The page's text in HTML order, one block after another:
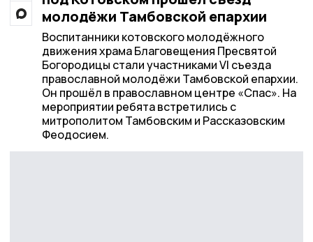
молодёжи Тамбовской епархии
Воспитанники котовского молодёжного
движения храма Благовещения Пресвятой
Богородицы стали участниками VI съезда
православной молодёжи Тамбовской епархии.
Он прошёл в православном центре «Спас». На
мероприятии ребята встретились с
митрополитом Тамбовским и Рассказовским
Феодосием.